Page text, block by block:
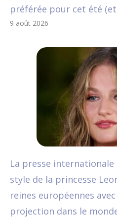
préférée pour cet été
9 août 2026
La presse
style de la princesse
reines européennes
projection dans le